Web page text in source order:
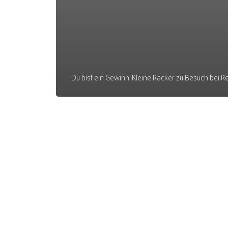
Du bist ein Gewinn. Kleine Racker zu Besuch bei